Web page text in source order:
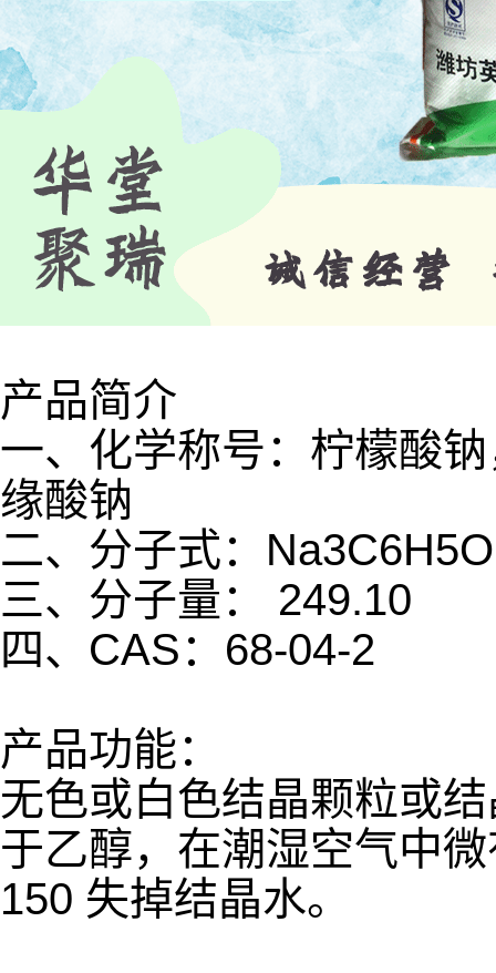
产品简介
一、化学称号：柠檬酸
缘酸钠
二、分子式：
三、分子量： 249.10
四、CAS：68-04-2
产品功能：
无色或白色结晶颗粒或
于乙醇，在潮湿空气中
150 失掉结晶水。